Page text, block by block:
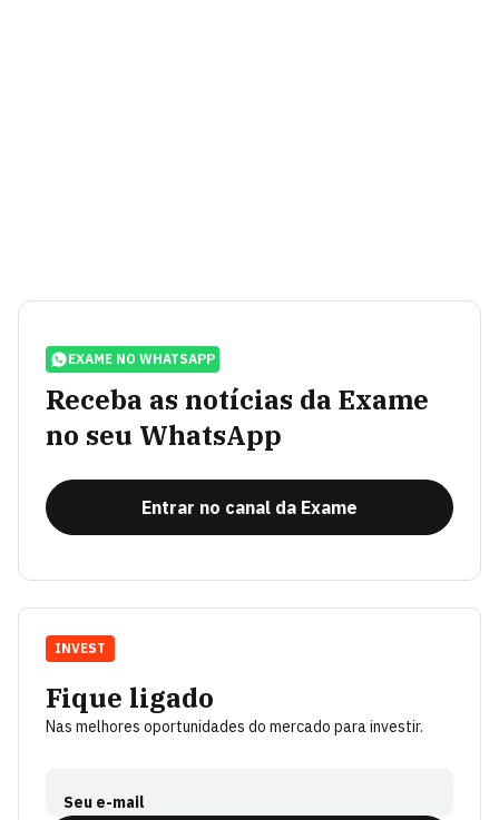
EXAME NO WHATSAPP
Receba as notícias da Exame
no seu WhatsApp
Entrar no canal da Exame
Fique ligado
Nas melhores oportunidades do mercado para investir.
Seu e-mail
INVEST